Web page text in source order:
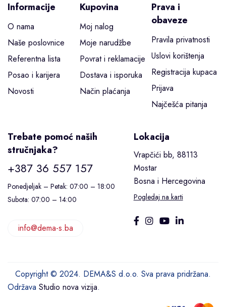
Informacije
O nama
Naše poslovnice
Referentna lista
Posao i karijera
Novosti
Kupovina
Moj nalog
Moje narudžbe
Povrat i reklamacije
Dostava i isporuka
Način plaćanja
Prava i
obaveze
Pravila privatnosti
Uslovi korištenja
Registracija kupaca
Prijava
Najčešća pitanja
Trebate pomoć naših
stručnjaka?
+387 36 557 157
Ponedjeljak – Petak: 07:00 – 18:00
Subota: 07:00 – 14:00
info@dema-s.ba
Lokacija
Vrapčići bb, 88113
Mostar
Bosna i Hercegovina
Pogledaj na karti
Copyright © 2024. DEMA&S d.o.o. Sva prava pridržana.
Održava Studio nova vizija.